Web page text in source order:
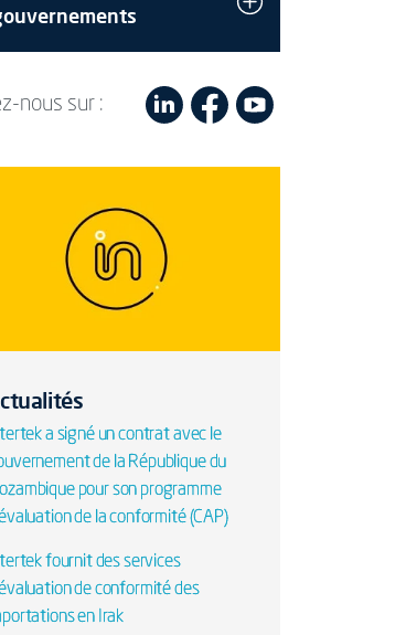
nous sur :
a signé un contrat avec le
de la République du
pour son programme
de la conformité (CAP)
fournit des services
de conformité des
en Irak